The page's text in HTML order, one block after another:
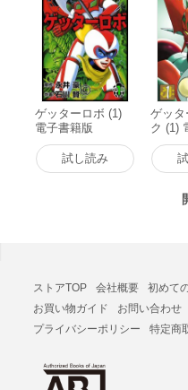
ゲッターロボ (1)
電子書籍版
試し読み
ゲッタ
ク (1)
ストアTOP 会社概要 初めて
お買い物ガイド
お問い合わせ
プライバシーポリシー
特定商